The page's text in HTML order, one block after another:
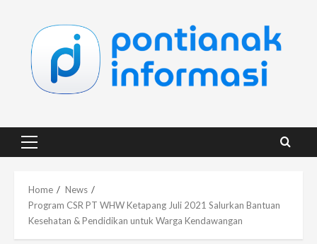
content
Primary
Home
News
Program CSR PT WHW Ketapang Juli 2021 Salurkan Bantuan
Kesehatan & Pendidikan untuk Warga Kendawangan